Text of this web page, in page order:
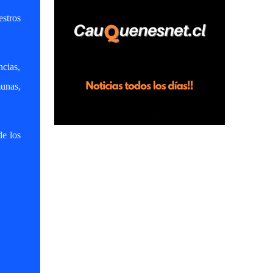
los
en el sector Dollimbuta, comuna de
Pelluhue. Allí, mientras se encontraba junto
plantación de frutillas, habría sostenido una